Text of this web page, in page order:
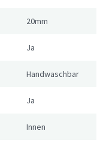
20mm
Ja
Handwaschbar
Ja
Innen